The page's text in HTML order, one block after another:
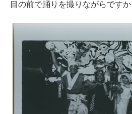
目の前で踊りを撮りながらです